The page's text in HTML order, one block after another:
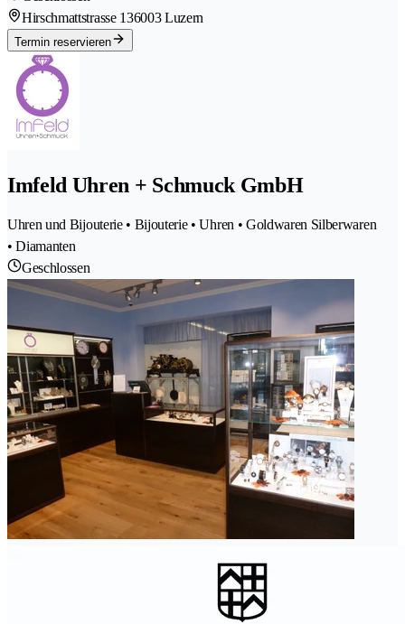
Hirschmattstrasse 136003 Luzern
Termin reservieren
Imfeld Uhren + Schmuck GmbH
Uhren und Bijouterie • Bijouterie • Uhren • Goldwaren Silberwaren
• Diamanten
Geschlossen